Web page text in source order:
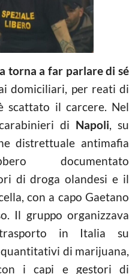
torna a far parlare di sé
domiciliari, per reati di
scattato il carcere. Nel
di Napoli, su
distrettuale antimafia
documentato
di droga olandesi e il
con a capo Gaetano
Il gruppo organizzava
in Italia su
di marijuana,
i capi e gestori di